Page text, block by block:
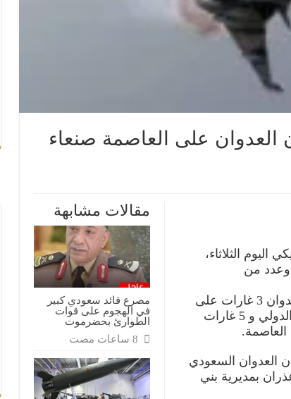
العدوان على العاصمة صنعاء
مقالات مشابهة
مصرع قائد سعودي كبير
في الهجوم على قوات
الطوارئ بحضرموت
الثلاثاء،
وعدد من
ففي العاصمة صنعاء شن طيران العدوان 3 غارات على
قاعدة الديلمي بمحيط مطار صنعاء الدولي و 5 غارات
العاصمة.
السعودي
بمديرية بني